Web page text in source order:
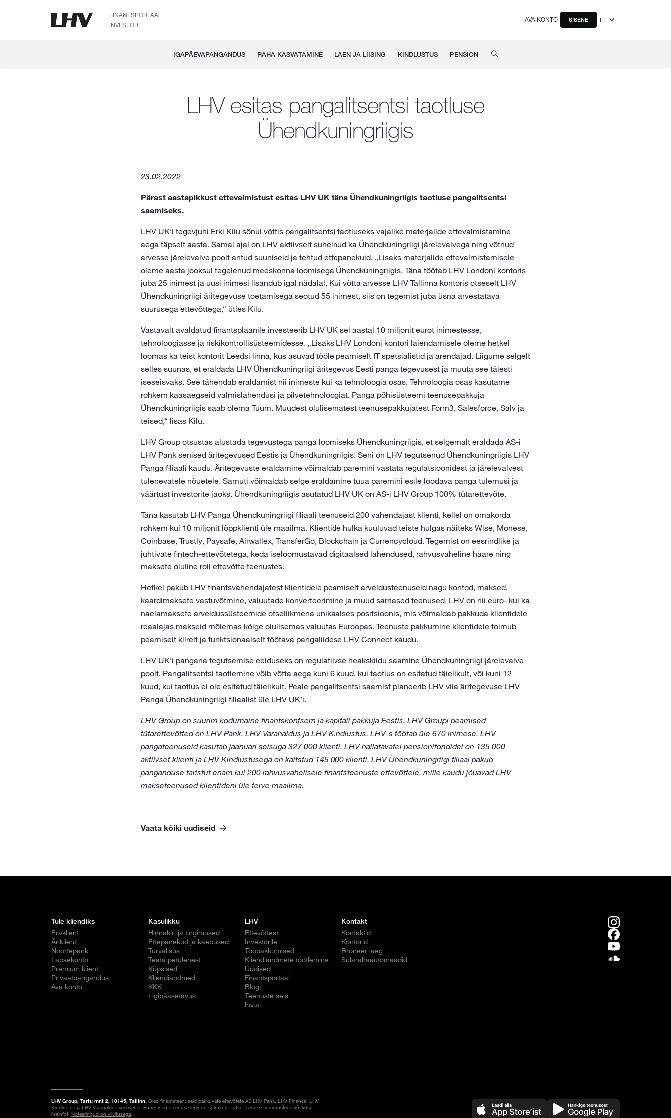
FINANTSPORTAAL
INVESTOR
AVA KONTO SISENE ET
IGAPÄEVAPANGANDUS RAHA KASVATAMINE LAEN JA LIISING KINDLUSTUS PENSION
LHV esitas pangalitsentsi taotluse
Ühendkuningriigis
23.02.2022
Pärast aastapikkust ettevalmistust esitas LHV UK täna Ühendkuningriigis taotluse pangalitsentsi
saamiseks.
LHV UK’i tegevjuhi Erki Kilu sõnul võttis pangalitsentsi taotluseks vajalike materjalide ettevalmistamine
aega täpselt aasta. Samal ajal on LHV aktiivselt suhelnud ka Ühendkuningriigi järelevalvega ning võtnud
arvesse järelevalve poolt antud suuniseid ja tehtud ettepanekuid. „Lisaks materjalide ettevalmistamisele
oleme aasta jooksul tegelenud meeskonna loomisega Ühendkuningriigis. Täna töötab LHV Londoni kontoris
juba 25 inimest ja uusi inimesi lisandub igal nädalal. Kui võtta arvesse LHV Tallinna kontoris otseselt LHV
Ühendkuningriigi äritegevuse toetamisega seotud 55 inimest, siis on tegemist juba üsna arvestatava
suurusega ettevõttega,“ ütles Kilu.
Vastavalt avaldatud finantsplaanile investeerib LHV UK sel aastal 10 miljonit eurot inimestesse,
tehnoloogiasse ja riskikontrollisüsteemidesse. „Lisaks LHV Londoni kontori laiendamisele oleme hetkel
loomas ka teist kontorit Leedsi linna, kus asuvad tööle peamiselt IT spetsialistid ja arendajad. Liigume selgelt
selles suunas, et eraldada LHV Ühendkuningriigi äritegevus Eesti panga tegevusest ja muuta see täiesti
iseseisvaks. See tähendab eraldamist nii inimeste kui ka tehnoloogia osas. Tehnoloogia osas kasutame
rohkem kaasaegseid valmislahendusi ja pilvetehnoloogiat. Panga põhisüsteemi teenusepakkuja
Ühendkuningriigis saab olema Tuum. Muudest olulisematest teenusepakkujatest Form3, Salesforce, Salv ja
teised,“ lisas Kilu.
LHV Group otsustas alustada tegevustega panga loomiseks Ühendkuningriigis, et selgemalt eraldada AS-i
LHV Pank senised äritegevused Eestis ja Ühendkuningriigis. Seni on LHV tegutsenud Ühendkuningriigis LHV
Panga filiaali kaudu. Äritegevuste eraldamine võimaldab paremini vastata regulatsioonidest ja järelevalvest
tulenevatele nõuetele. Samuti võimaldab selge eraldamine tuua paremini esile loodava panga tulemusi ja
väärtust investorite jaoks. Ühendkuningriigis asutatud LHV UK on AS-i LHV Group 100% tütarettevõte.
Täna kasutab LHV Panga Ühendkuningriigi filiaali teenuseid 200 vahendajast klienti, kellel on omakorda
rohkem kui 10 miljonit lõppklienti üle maailma. Klientide hulka kuuluvad teiste hulgas näiteks Wise, Monese,
Coinbase, Trustly, Paysafe, Airwallex, TransferGo, Blockchain ja Currencycloud. Tegemist on eesrindlike ja
juhtivate fintech-ettevõtetega, keda iseloomustavad digitaalsed lahendused, rahvusvaheline haare ning
maksete oluline roll ettevõtte teenustes.
Hetkel pakub LHV finantsvahendajatest klientidele peamiselt arveldusteenuseid nagu kontod, maksed,
kaardimaksete vastuvõtmine, valuutade konverteerimine ja muud sarnased teenused. LHV on nii euro- kui ka
naelamaksete arveldussüsteemide otseliikmena unikaalses positsioonis, mis võimaldab pakkuda klientidele
reaalajas makseid mõlemas kõige olulisemas valuutas Euroopas. Teenuste pakkumine klientidele toimub
peamiselt kiirelt ja funktsionaalselt töötava pangaliidese LHV Connect kaudu.
LHV UK’i pangana tegutsemise eelduseks on regulatiivse heakskiidu saamine Ühendkuningriigi järelevalve
poolt. Pangalitsentsi taotlemine võib võtta aega kuni 6 kuud, kui taotlus on esitatud täielikult, või kuni 12
kuud, kui taotlus ei ole esitatud täielikult. Peale pangalitsentsi saamist planeerib LHV viia äritegevuse LHV
Panga Ühendkuningriigi filiaalist üle LHV UK’i.
LHV Group on suurim kodumaine finantskontsern ja kapitali pakkuja Eestis. LHV Groupi peamised
tütarettevõtted on LHV Pank, LHV Varahaldus ja LHV Kindlustus. LHV-s töötab üle 670 inimese. LHV
pangateenuseid kasutab jaanuari seisuga 327 000 klienti, LHV hallatavatel pensionifondidel on 135 000
aktiivset klienti ja LHV Kindlustusega on kaitstud 145 000 klienti. LHV Ühendkuningriigi filiaal pakub
panganduse taristut enam kui 200 rahvusvahelisele finantsteenuste ettevõttele, mille kaudu jõuavad LHV
makseteenused klientideni üle terve maailma.
Vaata kõiki uudiseid
Tule kliendiks
Eraklient
Äriklient
Noortepank
Lapsekonto
Premium klient
Privaatpangandus
Ava konto
Kasulikku
Hinnakiri ja tingimused
Ettepanekud ja kaebused
Turvalisus
Teata petulehest
Küpsised
Kliendiandmed
KKK
Ligipääsetavus
LHV
Ettevõttest
Investorile
Tööpakkumised
Kliendiandmete töötlemine
Uudised
Finantsportaal
Blogi
Teenuste seis
lhv.ai
Kontakt
Kontaktid
Kontorid
Broneeri aeg
Sularahaautomaadid
LHV Group, Tartu mnt 2, 10145, Tallinn. Oled finantsteenuseid pakkuvate ettevõtete AS LHV Pank, LHV Finance, LHV
Kindlustus ja LHV Varahaldus veebilehel. Enne finantsteenuse lepingu sõlmimist tutvu teenuse tingimustega või küsi
lisainfot. Noteeringud on viivitusega.